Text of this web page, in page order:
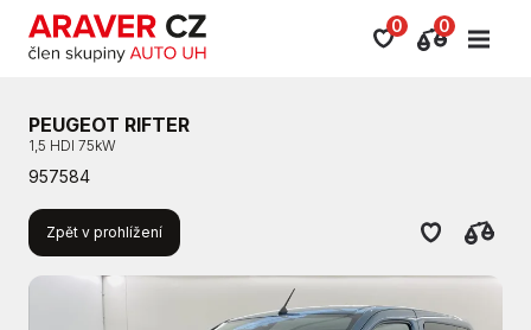
0 0
PEUGEOT RIFTER
1,5 HDI 75kW
957584
Zpět v prohlížení